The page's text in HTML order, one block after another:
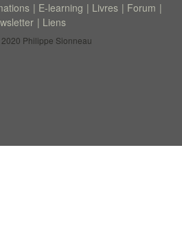
E-learning Livres
Forum
Liens
Philippe Sionneau